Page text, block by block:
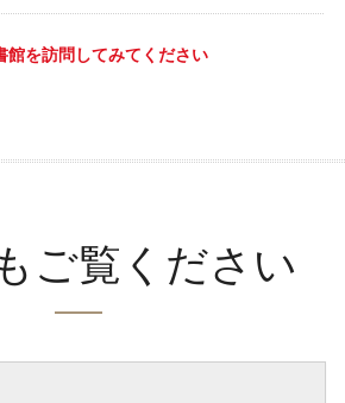
館を訪問してみてください
ご覧ください